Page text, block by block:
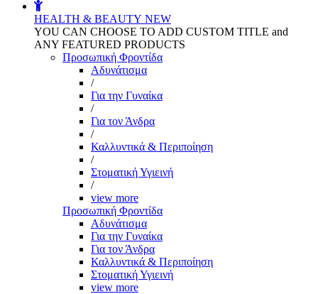
HEALTH & BEAUTY NEW
YOU CAN CHOOSE TO ADD CUSTOM TITLE and
ANY FEATURED PRODUCTS
Προσωπική Φροντίδα
Αδυνάτισμα
/
Για την Γυναίκα
/
Για τον Άνδρα
/
Καλλυντικά & Περιποίηση
/
Στοματική Υγιεινή
/
view more
Προσωπική Φροντίδα
Αδυνάτισμα
Για την Γυναίκα
Για τον Άνδρα
Καλλυντικά & Περιποίηση
Στοματική Υγιεινή
view more